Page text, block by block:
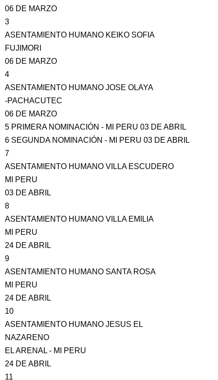
06 DE MARZO
3
ASENTAMIENTO HUMANO KEIKO SOFIA
FUJIMORI
06 DE MARZO
4
ASENTAMIENTO HUMANO JOSE OLAYA
-PACHACUTEC
06 DE MARZO
5 PRIMERA NOMINACIÓN - MI PERU 03 DE ABRIL
6 SEGUNDA NOMINACIÓN - MI PERU 03 DE ABRIL
7
ASENTAMIENTO HUMANO VILLA ESCUDERO
MI PERU
03 DE ABRIL
8
ASENTAMIENTO HUMANO VILLA EMILIA
MI PERU
24 DE ABRIL
9
ASENTAMIENTO HUMANO SANTA ROSA
MI PERU
24 DE ABRIL
10
ASENTAMIENTO HUMANO JESUS EL
NAZARENO
EL ARENAL - MI PERU
24 DE ABRIL
11